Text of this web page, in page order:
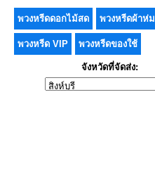
พวงหรีดดอกไม้สด พวงหรีดผ้าห่ม
พวงหรีด VIP พวงหรีดของใช้
จังหวัดที่จัดส่ง: